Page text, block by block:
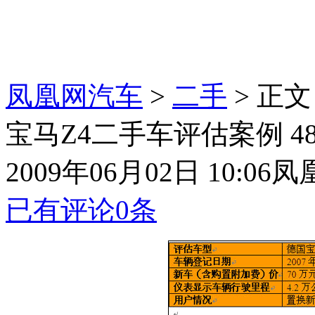
凤凰网汽车 > 二手 > 正文
宝马Z4二手车评估案例
2009年06月02日 10:06凤
已有评论0条